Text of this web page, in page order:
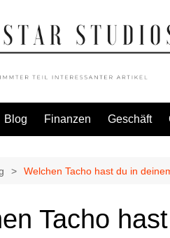
Blog Finanzen Geschäft
Welchen Tacho hast du in
Tacho